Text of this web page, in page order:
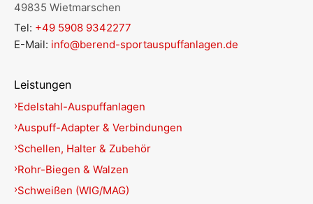
49835 Wietmarschen
Tel: +49 5908 9342277
E-Mail: info@berend-sportauspuffanlagen.de
Leistungen
Edelstahl-Auspuffanlagen
Auspuff-Adapter & Verbindungen
Schellen, Halter & Zubehör
Rohr-Biegen & Walzen
Schweißen (WIG/MAG)